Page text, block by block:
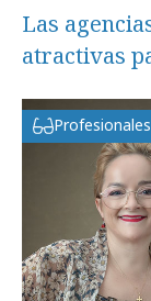
Las
atractivas
Profesionales